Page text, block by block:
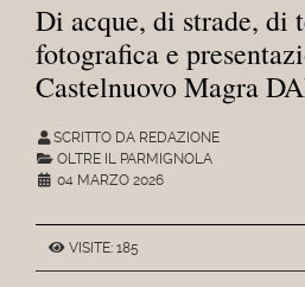
Di acque, di strade, di
fotografica e
Castelnuovo Magra
SCRITTO DA REDAZIONE
OLTRE IL PARMIGNOLA
04 MARZO 2026
VISITE: 185